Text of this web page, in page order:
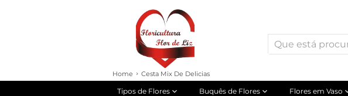
Tipos de Flores Buquês de Flores Flores em Vaso
Home Cesta Mix De Delicias